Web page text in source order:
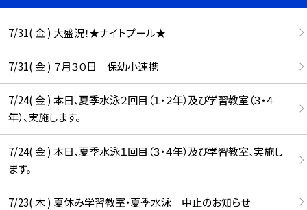
7/31( 金 ) 大盛況！★ナイトプール★
7/31( 金 ) ７月３０日 保幼小連携
7/24( 金 ) 本日、夏季水泳２回目（１・２年）及び学習教室（３・４
年）、実施します。
7/24( 金 ) 本日、夏季水泳１回目（３・４年）及び学習教室、実施し
ます。
7/23( 木 ) 夏休み学習教室・夏季水泳 中止のお知らせ